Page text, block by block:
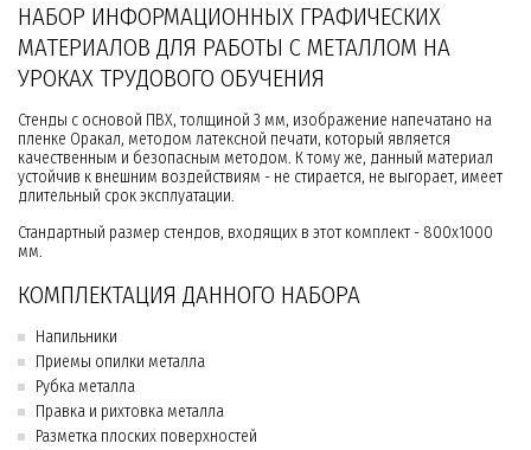
НАБОР ИНФОРМАЦИОННЫХ ГРАФИЧЕСКИХ
МАТЕРИАЛОВ ДЛЯ РАБОТЫ С МЕТАЛЛОМ НА
УРОКАХ ТРУДОВОГО ОБУЧЕНИЯ
Стенды с основой ПВХ, толщиной 3 мм, изображение напечатано на
пленке Оракал, методом латексной печати, который является
качественным и безопасным методом. К тому же, данный материал
устойчив к внешним воздействиям - не стирается, не выгорает, имеет
длительный срок эксплуатации.
Стандартный размер стендов, входящих в этот комплект - 800х1000
мм.
КОМПЛЕКТАЦИЯ ДАННОГО НАБОРА
Напильники
Приемы опилки металла
Рубка металла
Правка и рихтовка металла
Разметка плоских поверхностей